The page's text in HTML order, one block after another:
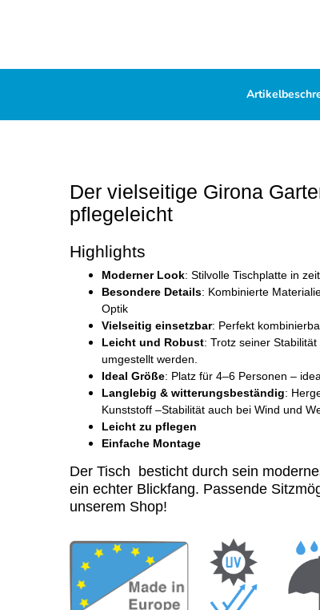
Der vielseitige Girona
pflegeleicht
Highlights
Moderner Look: Stilvolle Tischplatte in
Besondere Details: Kombinierte
Optik
Vielseitig einsetzbar: Perfekt
Leicht und Robust: Trotz seiner
umgestellt werden.
Ideal Größe: Platz für 4–6 Personen –
Langlebig & witterungsbeständig:
Kunststoff –Stabilität auch bei Wind und
Leicht zu pflegen
Einfache Montage
Der Tisch besticht durch sein
ein echter Blickfang. Passende
unserem Shop!